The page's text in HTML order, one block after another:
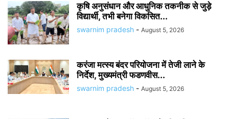
कृषि अनुसंधान और आधुनिक तकनीक से जुड़े
विद्यार्थी, तभी बनेगा विकसित...
swarnim pradesh - August 5, 2026
करंजा मत्स्य बंदर परियोजना में तेजी लाने के
निर्देश, मुख्यमंत्री फडणवीस...
swarnim pradesh - August 5, 2026